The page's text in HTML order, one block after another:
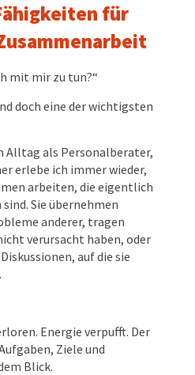
für
mit mir zu tun?“
doch eine der wichtigsten
Alltag als Personalberater,
erlebe ich immer wieder,
arbeiten, die eigentlich
Sie übernehmen
anderer, tragen
verursacht haben, oder
auf die sie
Energie verpufft. Der
Ziele und
Blick.